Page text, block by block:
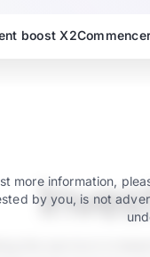
boost X2Commencer
the service is
more information,
by you, is not